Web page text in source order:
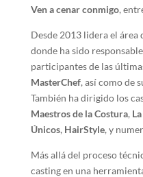
Ven a cenar conmigo,
Desde 2013 lidera el área
donde ha sido
participantes de las
MasterChef, así como de
También ha dirigido los
Maestros de la Costura,
Únicos, HairStyle, y
Más allá del proceso
casting en una